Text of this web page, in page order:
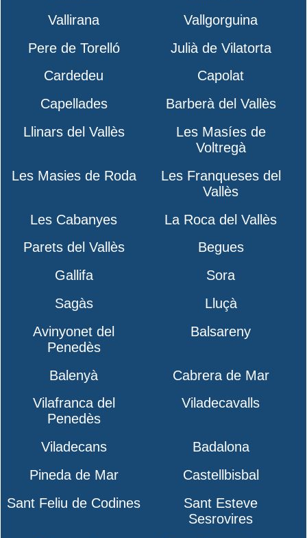
Vallirana
Vallgorguina
Pere de Torelló
Julià de Vilatorta
Cardedeu
Capolat
Capellades
Barberà del Vallès
Llinars del Vallès
Les Masíes de
Voltregà
Les Masies de Roda
Les Franqueses del
Vallès
Les Cabanyes
La Roca del Vallès
Parets del Vallès
Begues
Gallifa
Sora
Sagàs
Lluçà
Avinyonet del
Penedès
Balsareny
Balenyà
Cabrera de Mar
Vilafranca del
Penedès
Viladecavalls
Viladecans
Badalona
Pineda de Mar
Castellbisbal
Sant Feliu de Codines
Sant Esteve
Sesrovires